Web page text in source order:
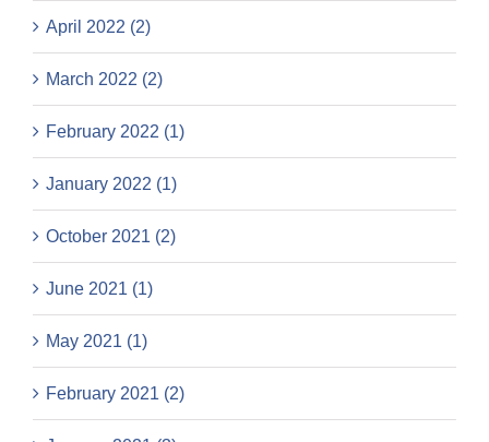
April 2022 (2)
March 2022 (2)
February 2022 (1)
January 2022 (1)
October 2021 (2)
June 2021 (1)
May 2021 (1)
February 2021 (2)